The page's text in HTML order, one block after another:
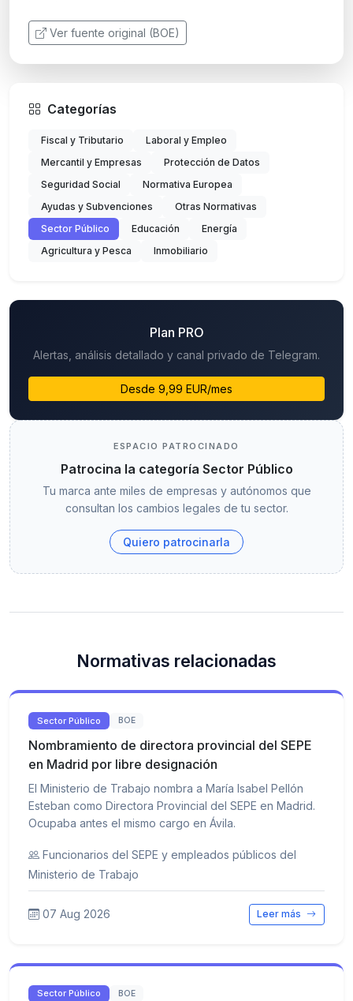
Ver fuente original (BOE)
Categorías
Fiscal y Tributario
Laboral y Empleo
Mercantil y Empresas
Protección de Datos
Seguridad Social
Normativa Europea
Ayudas y Subvenciones
Otras Normativas
Sector Público
Educación
Energía
Agricultura y Pesca
Inmobiliario
Plan PRO
Alertas, análisis detallado y canal privado de Telegram.
Desde 9,99 EUR/mes
ESPACIO PATROCINADO
Patrocina la categoría Sector Público
Tu marca ante miles de empresas y autónomos que
consultan los cambios legales de tu sector.
Quiero patrocinarla
Normativas relacionadas
Sector Público BOE
Nombramiento de directora provincial del SEPE
en Madrid por libre designación
El Ministerio de Trabajo nombra a María Isabel Pellón
Esteban como Directora Provincial del SEPE en Madrid.
Ocupaba antes el mismo cargo en Ávila.
Funcionarios del SEPE y empleados públicos del
Ministerio de Trabajo
07 Aug 2026 Leer más
Sector Público BOE